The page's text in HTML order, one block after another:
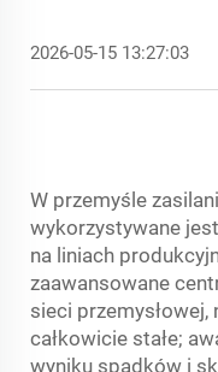
2026-05-15 13:27:03
W przemyśle
wykorzystywane
na liniach
zaawansowane
sieci przemysłowej,
całkowicie stałe;
wyniku spadków i